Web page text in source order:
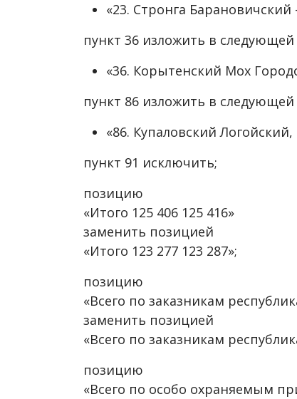
«23. Стронга Барановичский
пункт 36 изложить в
«36. Корытенский Мох
пункт 86 изложить в
«86. Купаловский
пункт 91 исключить;
позицию
«Итого 125 406 125 416»
заменить позицией
«Итого 123 277 123 287»;
позицию
«Всего по заказникам
заменить позицией
«Всего по заказникам
позицию
«Всего по особо охраняемым